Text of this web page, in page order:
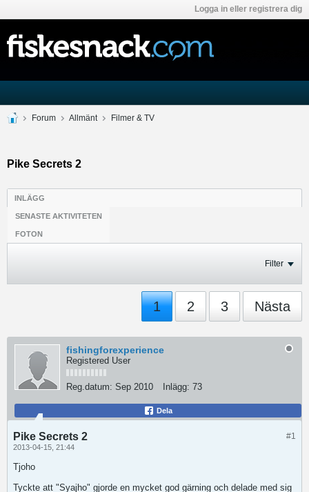
Logga in eller registrera dig
Forum Allmänt Filmer & TV
Pike Secrets 2
INLÄGG
SENASTE AKTIVITETEN
FOTON
Filter
1 2 3 Nästa
fishingforexperience
Registered User
Reg.datum: Sep 2010 Inlägg: 73
Dela
#1
Pike Secrets 2
2013-04-15, 21:44
Tjoho
Tyckte att "Syajho" gjorde en mycket god gärning och delade med sig